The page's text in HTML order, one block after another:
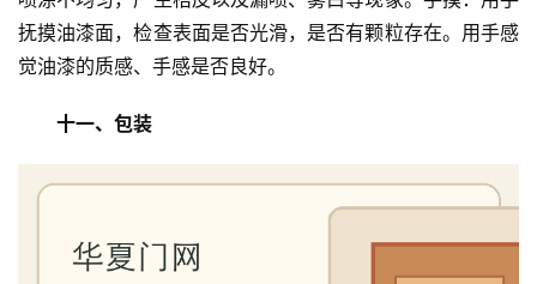
抚摸油漆面，检查表面是否光滑，是否有颗粒存在。用手感
觉油漆的质感、手感是否良好。
十一、包装